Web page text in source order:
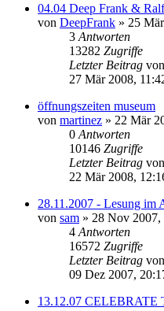
04.04 Deep Frank &
von DeepFrank » 25
3 Antworten
13282 Zugriffe
Letzter Beitrag von
27 Mär 2008,
öffnungszeiten museum
von martinez » 22 Mär
0 Antworten
10146 Zugriffe
Letzter Beitrag von
22 Mär 2008,
28.11.2007 - Lesung im
von sam » 28 Nov 2007,
4 Antworten
16572 Zugriffe
Letzter Beitrag von
09 Dez 2007,
13.12.07 CELEBRATE